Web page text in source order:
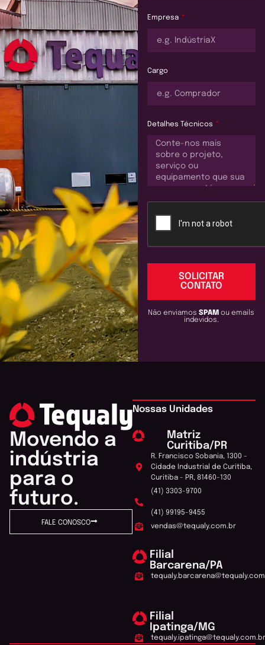
Empresa
Cargo
Detalhes Técnicos
SOLICITAR
CONTATO
Não enviamosSPAMou emails
indevidos.
Movendo a
indústria
para o
futuro.
FALE CONOSCO
Nossas Unidades
Matriz
Curitiba/PR
R. Francisco Sobania, 1300 -
Cidade Industrial de Curitiba,
Curitiba - PR, 81460-130
(41) 3303-9700
(41) 99195-9455
vendas@tequaly.com.br
Filial
Barcarena/PA
Filial
Ipatinga/MG
tequaly.ipatinga@tequaly.com.br